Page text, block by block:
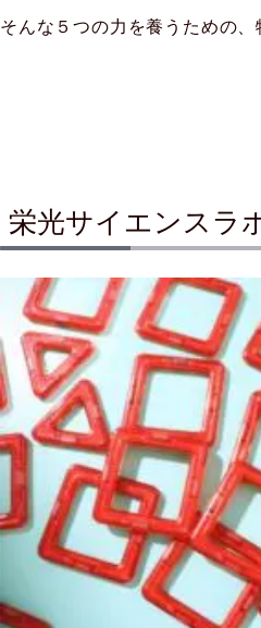
そんな５つの力を養うための、
栄光サイエンスラ